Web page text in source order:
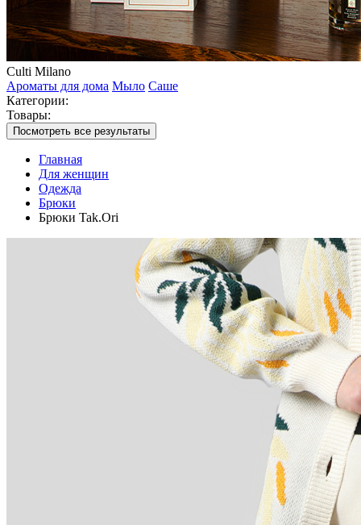
Culti Milano
Ароматы для дома Мыло Саше
Категории:
Товары:
Посмотреть все результаты
Главная
Для женщин
Одежда
Брюки
Брюки Tak.Ori